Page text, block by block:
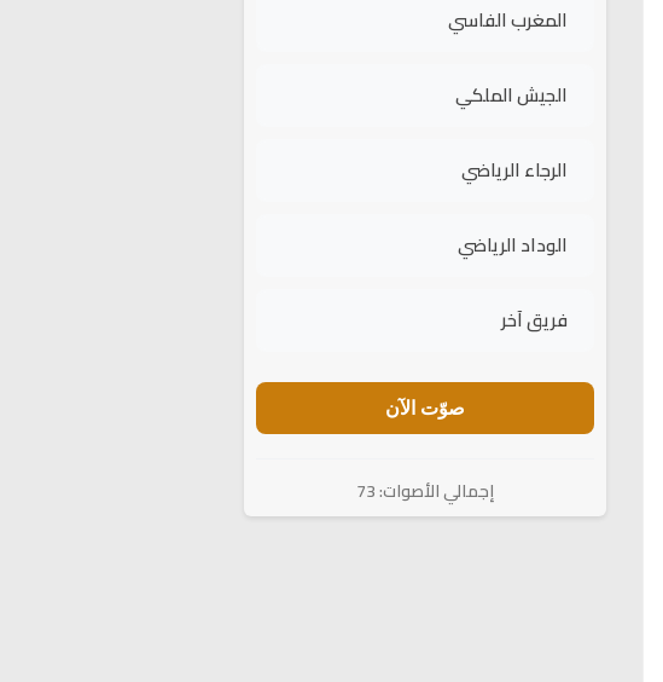
المغرب الفاسي
الجيش الملكي
الرجاء الرياضي
الوداد الرياضي
فريق آخر
صوّت الآن
إجمالي الأصوات: 73